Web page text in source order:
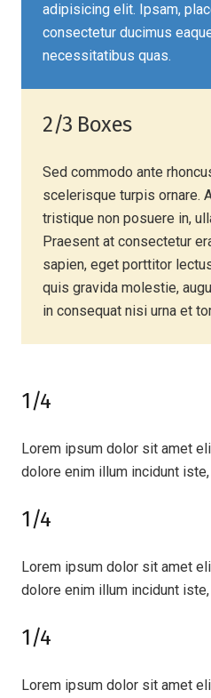
adipisicing elit. Ipsam,
consectetur ducimus
necessitatibus quas.
2/3 Boxes
Sed commodo ante
scelerisque turpis ornare.
tristique non posuere in,
Praesent at consectetur
sapien, eget porttitor
quis gravida molestie,
in consequat nisi urna et
1/4
Lorem ipsum dolor sit amet
dolore enim illum incidunt
1/4
Lorem ipsum dolor sit amet
dolore enim illum incidunt
1/4
Lorem ipsum dolor sit amet